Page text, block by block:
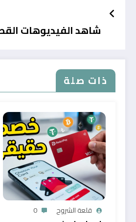
شاهد الفيديوهات
ذات صلة
قلعة الشروح 0